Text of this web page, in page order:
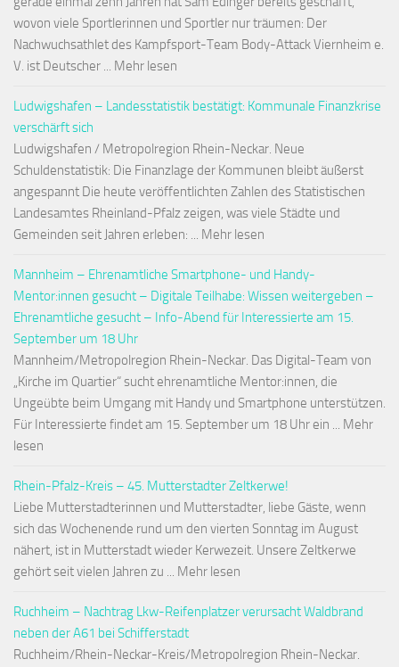
wovon viele Sportlerinnen und Sportler nur träumen: Der
Nachwuchsathlet des Kampfsport-Team Body-Attack Viernheim e.
V. ist Deutscher ... Mehr lesen
Ludwigshafen – Landesstatistik bestätigt: Kommunale Finanzkrise
verschärft sich
Ludwigshafen / Metropolregion Rhein-Neckar. Neue
Schuldenstatistik: Die Finanzlage der Kommunen bleibt äußerst
angespannt Die heute veröffentlichten Zahlen des Statistischen
Landesamtes Rheinland-Pfalz zeigen, was viele Städte und
Gemeinden seit Jahren erleben: ... Mehr lesen
Mannheim – Ehrenamtliche Smartphone- und Handy-
Mentor:innen gesucht – Digitale Teilhabe: Wissen weitergeben –
Ehrenamtliche gesucht – Info-Abend für Interessierte am 15.
September um 18 Uhr
Mannheim/Metropolregion Rhein-Neckar. Das Digital-Team von
„Kirche im Quartier“ sucht ehrenamtliche Mentor:innen, die
Ungeübte beim Umgang mit Handy und Smartphone unterstützen.
Für Interessierte findet am 15. September um 18 Uhr ein ... Mehr
lesen
Rhein-Pfalz-Kreis – 45. Mutterstadter Zeltkerwe!
Liebe Mutterstadterinnen und Mutterstadter, liebe Gäste, wenn
sich das Wochenende rund um den vierten Sonntag im August
nähert, ist in Mutterstadt wieder Kerwezeit. Unsere Zeltkerwe
gehört seit vielen Jahren zu ... Mehr lesen
Ruchheim – Nachtrag Lkw-Reifenplatzer verursacht Waldbrand
neben der A61 bei Schifferstadt
Ruchheim/Rhein-Neckar-Kreis/Metropolregion Rhein-Neckar.